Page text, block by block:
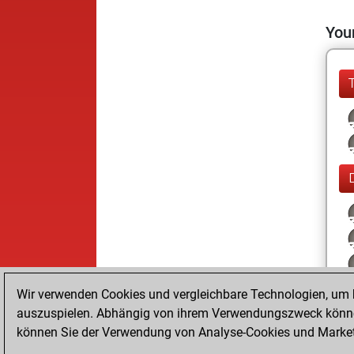
Wir verwenden Cookies und vergleichbare Technologien,
auszuspielen. Abhängig von ihrem Verwendungszweck
können Sie der Verwendung von Analyse-Cookies und